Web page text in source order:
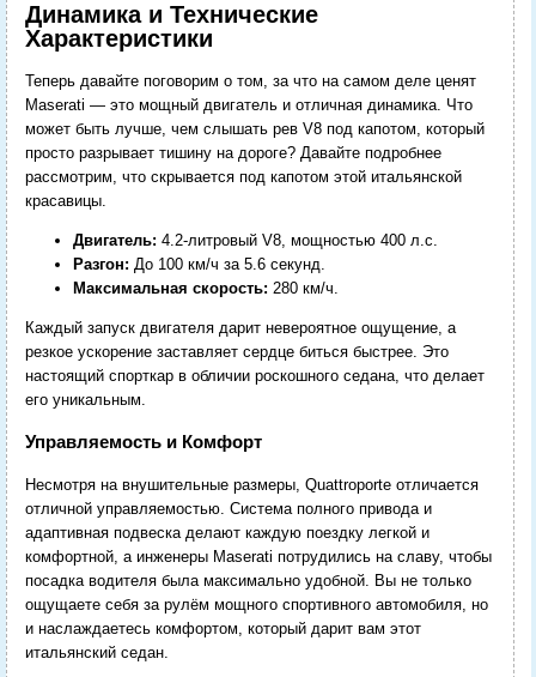
Динамика и Технические
Характеристики
Теперь давайте поговорим о том, за что на самом деле ценят
Maserati — это мощный двигатель и отличная динамика. Что
может быть лучше, чем слышать рев V8 под капотом, который
просто разрывает тишину на дороге? Давайте подробнее
рассмотрим, что скрывается под капотом этой итальянской
красавицы.
Двигатель: 4.2-литровый V8, мощностью 400 л.с.
Разгон: До 100 км/ч за 5.6 секунд.
Максимальная скорость: 280 км/ч.
Каждый запуск двигателя дарит невероятное ощущение, а
резкое ускорение заставляет сердце биться быстрее. Это
настоящий спорткар в обличии роскошного седана, что делает
его уникальным.
Управляемость и Комфорт
Несмотря на внушительные размеры, Quattroporte отличается
отличной управляемостью. Система полного привода и
адаптивная подвеска делают каждую поездку легкой и
комфортной, а инженеры Maserati потрудились на славу, чтобы
посадка водителя была максимально удобной. Вы не только
ощущаете себя за рулём мощного спортивного автомобиля, но
и наслаждаетесь комфортом, который дарит вам этот
итальянский седан.